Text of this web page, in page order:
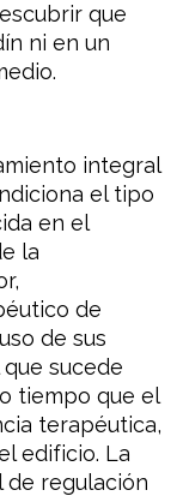
que
ni en un
integral
el tipo
en el
la
de
de sus
sucede
tiempo que el
terapéutica,
edificio. La
de regulación